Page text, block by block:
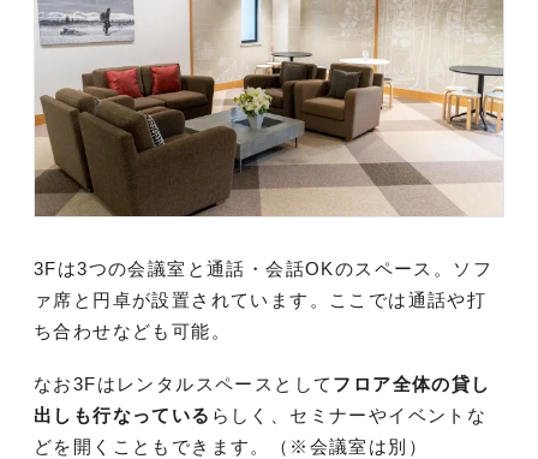
3Fは3つの会議室と通話・会話OKのスペース。ソフ
ァ席と円卓が設置されています。ここでは通話や打
ち合わせなども可能。
なお3Fはレンタルスペースとして フロア全体の貸し
出しも行なっている らしく、セミナーやイベントな
どを開くこともできます。（※会議室は別）